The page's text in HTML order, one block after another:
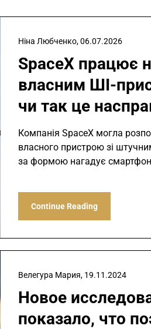
SpaceX працює
власним ШІ-
чи так це
Ніна Любченко,06.07.2026
Компанія SpaceX могла
власного пристрою зі
за формою нагадує
Continue Reading
Новое
показало, что
Велегура Мария, 19.11.2024